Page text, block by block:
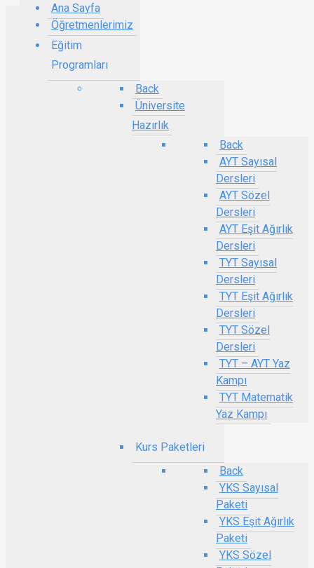
Ana Sayfa
Öğretmenlerimiz
Eğitim
Programları
Back
Üniversite
Hazırlık
Back
AYT Sayısal
Dersleri
AYT Sözel
Dersleri
AYT Eşit Ağırlık
Dersleri
TYT Sayısal
Dersleri
TYT Eşit Ağırlık
Dersleri
TYT Sözel
Dersleri
TYT – AYT Yaz
Kampı
TYT Matematik
Yaz Kampı
Kurs Paketleri
Back
YKS Sayısal
Paketi
YKS Eşit Ağırlık
Paketi
YKS Sözel